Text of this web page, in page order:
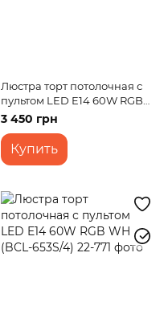
Люстра торт потолочная с
пультом LED E14 60W RGB
WH (BCL-651S/5)
3 450 грн
Купить